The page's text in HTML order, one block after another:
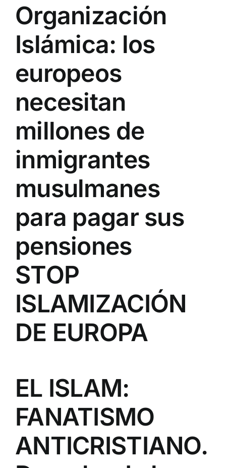
Organización
Islámica: los
europeos
necesitan
millones de
inmigrantes
musulmanes
para pagar sus
pensiones
STOP
ISLAMIZACIÓN
DE EUROPA
EL ISLAM:
FANATISMO
ANTICRISTIANO.